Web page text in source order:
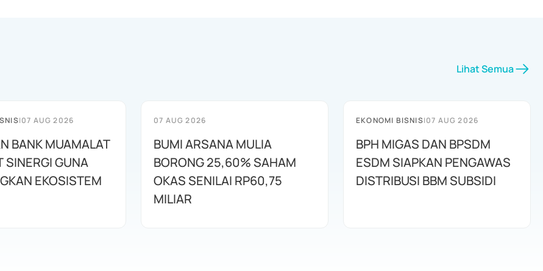
Lihat Semua
|07 AUG 2026
BANK MUAMALAT
SINERGI GUNA
EKOSISTEM
07 AUG 2026
BUMI ARSANA MULIA
BORONG 25,60% SAHAM
OKAS SENILAI RP60,75
MILIAR
EKONOMI BISNIS|07 AUG 2026
BPH MIGAS DAN BPSDM
ESDM SIAPKAN PENGAWAS
DISTRIBUSI BBM SUBSIDI